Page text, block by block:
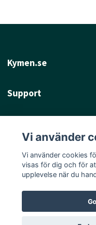
Kymen.se
Support
Sociala medier
©
Vi använder
Vi använder cookies
visas för dig och för
upplevelse när du